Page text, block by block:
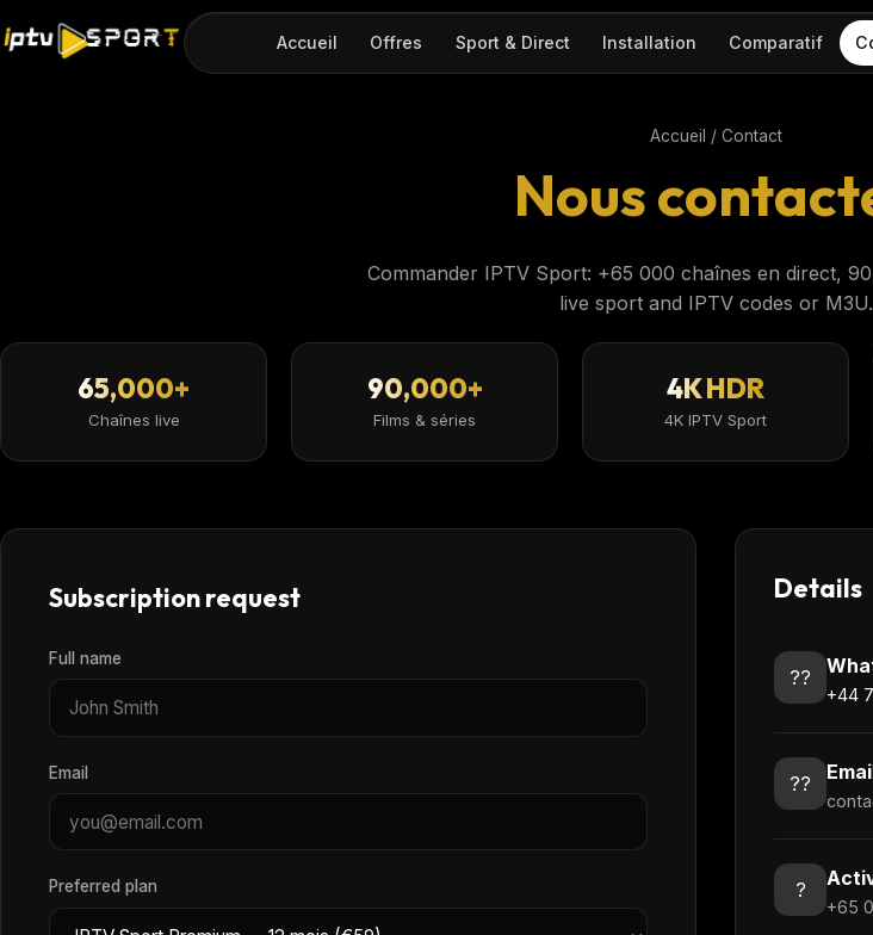
Accueil Offres Sport & Direct Installation Comparatif
Accueil / Contact
Nous
Commander IPTV Sport: +65 000 chaînes en direct,
live sport and IPTV codes or M3U.
65,000+
Chaînes live
90,000+
Films & séries
4K HDR
4K IPTV Sport
Subscription request
Full name
Email
Preferred plan
Details
??
+44
??
?
+65